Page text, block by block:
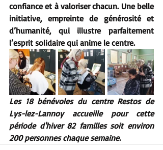
confiance et à valoriser chacun. Une belle
initiative, empreinte de générosité et
d’humanité, qui illustre parfaitement
l’esprit solidaire qui anime le centre.
Les 18 bénévoles du centre Restos de
Lys-lez-Lannoy accueille pour cette
période d'hiver 82 familles soit environ
200 personnes chaque semaine.